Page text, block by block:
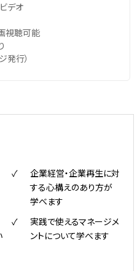
デオ
視聴可能
発行）
企業経営・企業再生に対
する心構えのあり方が
学べます
実践で使えるマネージメ
ントについて学べます